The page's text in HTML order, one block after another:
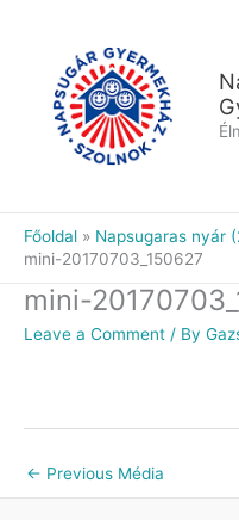
Főoldal
Napsugaras nyár
mini-20170703_150627
mini-
Leave a Comment / By
← Previous Média